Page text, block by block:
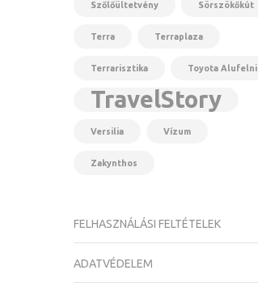
Szőlőültetvény Sörszökőkút
Terra Terraplaza
Terrarisztika Toyota Alufelni
TravelStory
Versilia Vízum
Zakynthos
FELHASZNÁLÁSI FELTÉTELEK
ADATVÉDELEM